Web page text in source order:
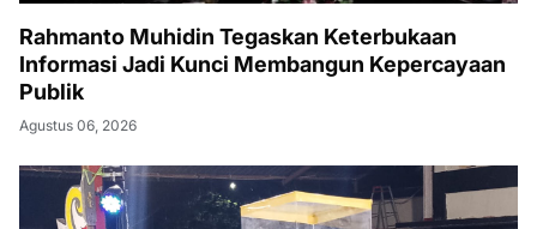
Rahmanto Muhidin Tegaskan Keterbukaan
Informasi Jadi Kunci Membangun Kepercayaan
Publik
Agustus 06, 2026